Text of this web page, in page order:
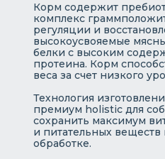
Корм содержит
комплекс
регуляции и
высокоусвояемые
белки с высоким
протеина. Корм
веса за счет низкого
Технология
премиум holistic для
сохранить максимум
и питательных
обработке.